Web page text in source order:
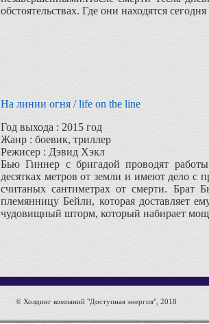
обстоятельствах. Где они находятся
На линии огня / life on the line
Год выхода : 2015 год
Жанр : боевик, триллер
Режисер : Дэвид Хэкл
Бью Гиннер с бригадой проводят
десятках метров от земли и имеют дело с
считаных сантиметрах от смерти. Брат
племянницу Бейли, которая доставляет
чудовищный шторм, который набирает
© Холдинг компаний "Доступная энергия", 2018